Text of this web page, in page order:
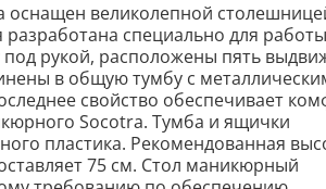
оснащен великолепной
специально для работы
рукой, расположены пять
в общую тумбу с
свойство обеспечивает
Socotra. Тумба и ящички
пластика. Рекомендованная
75 см. Стол маникюрный